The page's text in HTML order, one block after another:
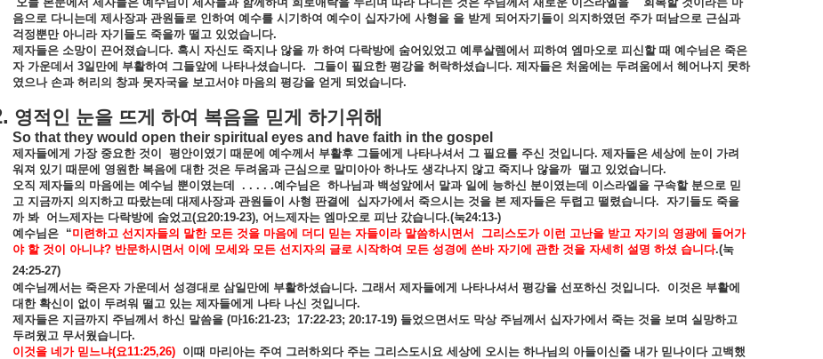
음으로 다니는데 제사장과 관원들로 인하여 예수를 시기하여 예수이 십자가에 사형을 을 받게 되어자기들이 의지하였던 주가 떠남으로 근심과
걱정뿐만 아니라 자기들도 죽을까 떨고 있었습니다.
제자들은 소망이 끈어졌습니다. 혹시 자신도 죽지나 않을 까 하여 다락방에 숨어있었고 예루살렘에서 피하여 엠마오로 피신할 때 예수님은 죽은
자 가운데서 3일만에 부활하여 그들앞에 나타나셨습니다. 그들이 필요한 평강을 허락하셨습니다. 제자들은 처움에는 두려움에서 헤어나지 못하
였으나 손과 허리의 창과 못자국을 보고서야 마음의 평강을 얻게 되었습니다.
영적인 눈을 뜨게 하여 복음을 믿게 하기위해
So that they would open their spiritual eyes and have faith in the gospel
제자들에게 가장 중요한 것이 평안이였기 때문에 예수께서 부활후 그들에게 나타나셔서 그 필요를 주신 것입니다. 제자들은 세상에 눈이 가려
워져 있기 때문에 영원한 복음에 대한 것은 두려움과 근심으로 말미아아 하나도 생각나지 않고 죽지나 않을까 떨고 있었습니다.
오직 제자들의 마음에는 예수님 뿐이였는데 . . . . .예수님은 하나님과 백성앞에서 말과 일에 능하신 분이였는데 이스라엘을 구속할 분으로 믿
고 지금까지 의지하고 따랐는데 대제사장과 관원들이 사형 판결에 십자가에서 죽으시는 것을 본 제자들은 두렵고 떨렸습니다. 자기들도 죽을
까 봐 어느제자는 다락방에 숨었고(요20:19-23), 어느제자는 엠마오로 피난 갔습니다.(눅24:13-)
예수님은 “미련하고 선지자들의 말한 모든 것을 마음에 더디 믿는 자들이라 말씀하시면서 그리스도가 이런 고난을 받고 자기의 영광에 들어가
야 할 것이 아니냐? 반문하시면서 이에 모세와 모든 선지자의 글로 시작하여 모든 성경에 쓴바 자기에 관한 것을 자세히 설명 하셨 습니다.(눅
24:25-27)
예수님께서는 죽은자 가운데서 성경대로 삼일만에 부활하셨습니다. 그래서 제자들에게 나타나셔서 평강을 선포하신 것입니다. 이것은 부활에
대한 확신이 없이 두려워 떨고 있는 제자들에게 나타 나신 것입니다.
제자들은 지금까지 주님께서 하신 말씀을 (마16:21-23; 17:22-23; 20:17-19) 들었으면서도 막상 주님께서 십자가에서 죽는 것을 보며 실망하고
두려웠고 무서웠습니다.
이것을 네가 믿느냐(요11:25,26) 이때 마리아는 주여 그러하외다 주는 그리스도시요 세상에 오시는 하나님의 아들이신줄 내가 믿나이다 고백했